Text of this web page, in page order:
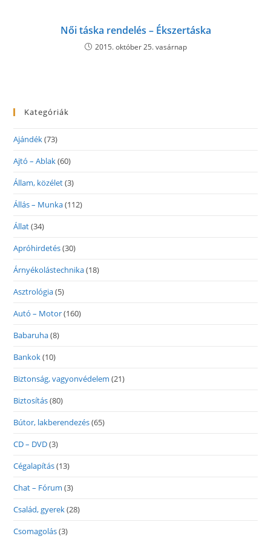
Női táska rendelés – Ékszertáska
2015. október 25. vasárnap
Kategóriák
Ajándék(73)
Ajtó – Ablak(60)
Állam, közélet(3)
Állás – Munka(112)
Állat(34)
Apróhirdetés(30)
Árnyékolástechnika(18)
Asztrológia(5)
Autó – Motor(160)
Babaruha(8)
Bankok(10)
Biztonság, vagyonvédelem (21)
Biztosítás(80)
Bútor, lakberendezés(65)
CD – DVD(3)
Cégalapítás(13)
Chat – Fórum (3)
Család, gyerek(28)
Csomagolás(3)